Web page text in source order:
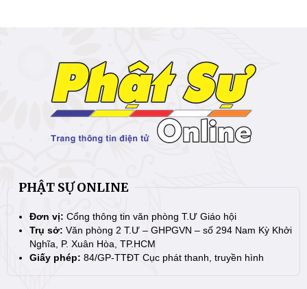
PHẬT SỰ ONLINE
Đơn vị: Cổng thông tin văn phòng T.Ư Giáo hội
Trụ sở: Văn phòng 2 T.Ư – GHPGVN – số 294 Nam Kỳ Khởi
Nghĩa, P. Xuân Hòa, TP.HCM
Giấy phép: 84/GP-TTĐT Cục phát thanh, truyền hình